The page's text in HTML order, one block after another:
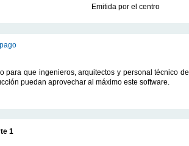
Emitida por el centro
para que ingenieros, arquitectos y personal técnico de
puedan aprovechar al máximo este software.
1